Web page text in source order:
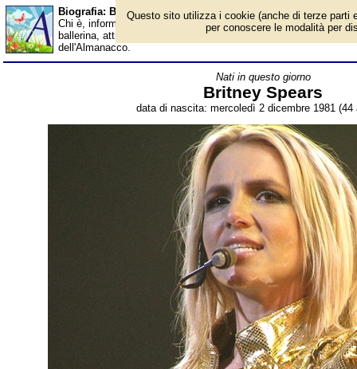
Biografia: Britney Spears - età - Almanacco
Chi è, informazioni, foto, qual è la data di nascita, età, dove è
ballerina, attrice, stilista, cantautrice e personaggio televisivo
dell'Almanacco.
Nati in questo giorno
Britney Spears
data di nascita: mercoledì 2 dicembre 1981 (44
Questo sito utilizza i cookie (anche di terze parti
per conoscere le modalità per